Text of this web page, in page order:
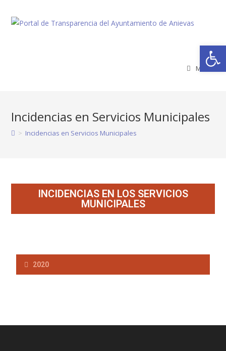
Menú
Incidencias en Servicios Municipales
> Incidencias en Servicios Municipales
INCIDENCIAS EN LOS SERVICIOS
MUNICIPALES
2020
Abrir barra de herramientas